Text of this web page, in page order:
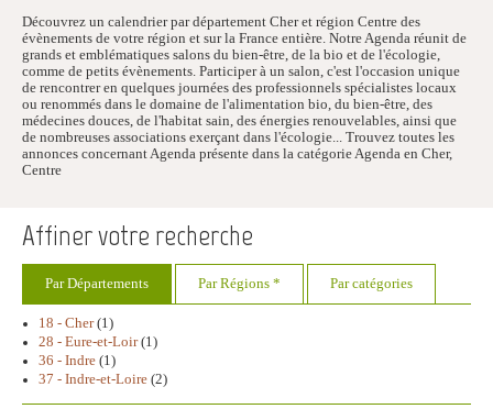
Découvrez un calendrier par département Cher et région Centre des
évènements de votre région et sur la France entière. Notre Agenda réunit de
grands et emblématiques salons du bien-être, de la bio et de l'écologie,
comme de petits évènements. Participer à un salon, c'est l'occasion unique
de rencontrer en quelques journées des professionnels spécialistes locaux
ou renommés dans le domaine de l'alimentation bio, du bien-être, des
médecines douces, de l'habitat sain, des énergies renouvelables, ainsi que
de nombreuses associations exerçant dans l'écologie... Trouvez toutes les
annonces concernant Agenda présente dans la catégorie Agenda en Cher,
Centre
Affiner votre recherche
Par Départements Par Régions * Par catégories
18 - Cher(1)
28 - Eure-et-Loir(1)
36 - Indre (1)
37 - Indre-et-Loire (2)